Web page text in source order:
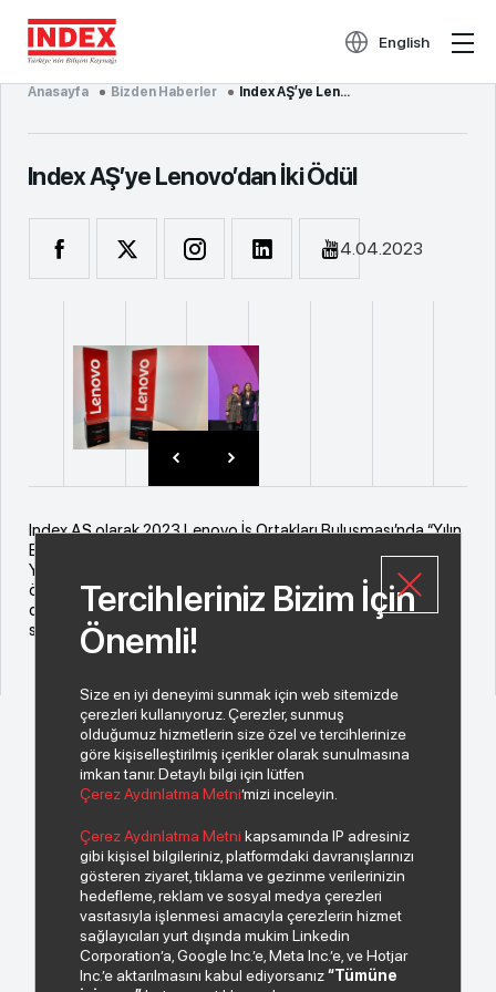
English
Anasayfa Bizden Haberler Index AŞ’ye Len...
Index AŞ’ye Lenovo’dan İki Ödül
14.04.2023
Index AŞ olarak 2023 Lenovo İş Ortakları Buluşması’nda “Yılın
En Yüksek Ciro Yapan Distribütörü” ödülüne ve “Yılın En
Yüksek Kurumsal Segmentte Ciro Yapan Distribütörü”
ödülüne layık görüldük. Bizi bu kıymetli ödüllerle onurlandıran
değerli üreticimiz Lenovo’ya ve bu başarıya ulaşmamızı
sağlayan değerli iş ortaklarımıza çok teşekkür ederiz.
Bizden haberiniz olsun.
Tercihleriniz Bizim İçin
Önemli!
Size en iyi deneyimi sunmak için web sitemizde
çerezleri kullanıyoruz. Çerezler, sunmuş
olduğumuz hizmetlerin size özel ve tercihlerinize
göre kişiselleştirilmiş içerikler olarak sunulmasına
imkan tanır. Detaylı bilgi için lütfen
Çerez Aydınlatma Metni’mizi inceleyin.
Çerez Aydınlatma Metni kapsamında IP adresiniz
gibi kişisel bilgileriniz, platformdaki davranışlarınızı
gösteren ziyaret, tıklama ve gezinme verilerinizin
hedefleme, reklam ve sosyal medya çerezleri
vasıtasıyla işlenmesi amacıyla çerezlerin hizmet
sağlayıcıları yurt dışında mukim Linkedin
Corporation’a, Google Inc.’e, Meta Inc.’e, ve Hotjar
Inc.’e aktarılmasını kabul ediyorsanız“Tümüne